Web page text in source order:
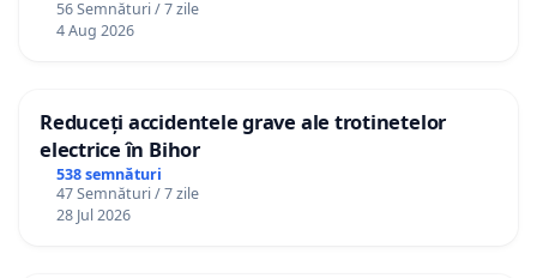
56 Semnături / 7 zile
4 Aug 2026
Reduceți accidentele grave ale trotinetelor
electrice în Bihor
538 semnături
47 Semnături / 7 zile
28 Jul 2026